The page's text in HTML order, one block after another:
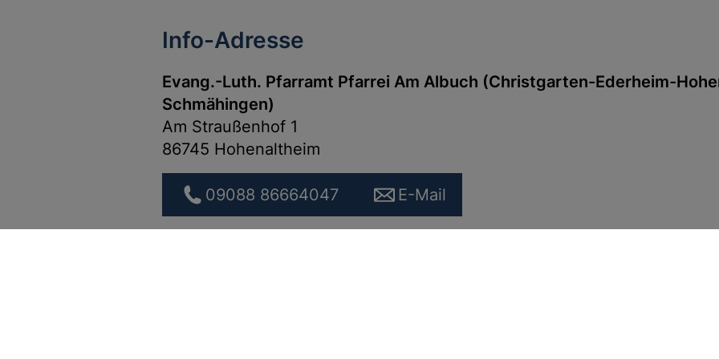
Info-Adresse
Evang.-Luth. Pfarramt Pfarrei Am Albuch (Christgarten-Ederheim-
Schmähingen)
Am Straußenhof 1
86745 Hohenaltheim
09088 86664047 E-Mail